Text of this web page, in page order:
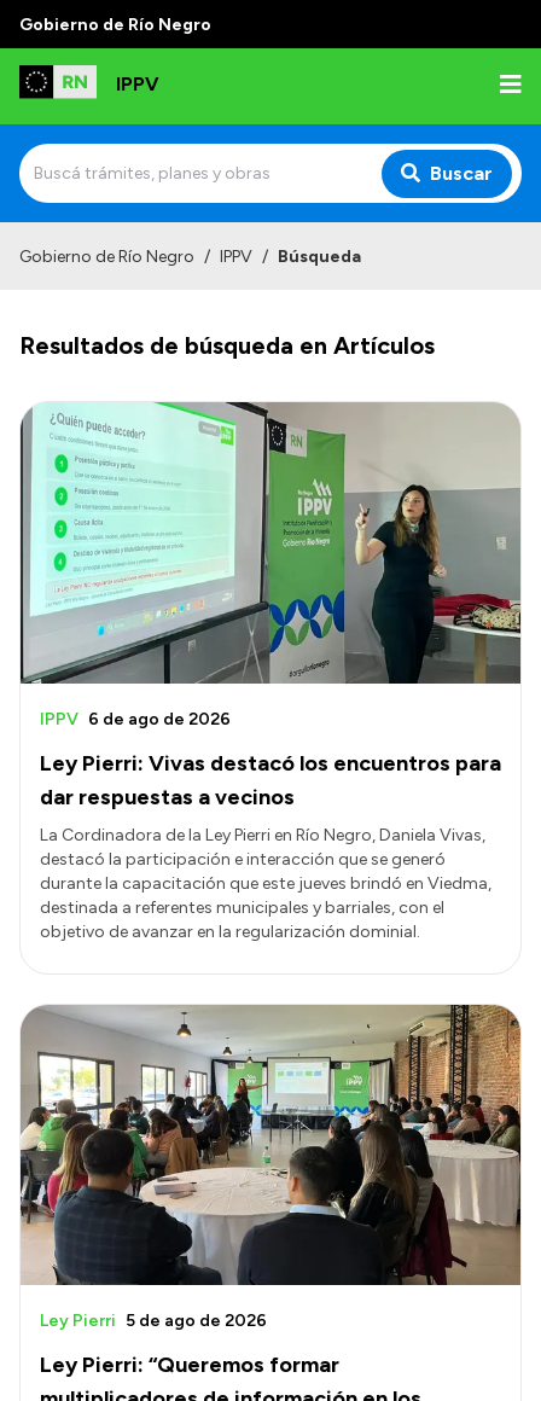
Gobierno de Río Negro
IPPV
Buscar
¿Qué es el IPPV?
Delegaciones
Autoridades
Normativas
Transparencia
Presupuesto
Boletín Oficial
Compras y licitaciones
Consulta de pago a proveedores
Convocatorias
Intranet
Login
Gobierno de Río Negro / IPPV / Búsqueda
Resultados de búsqueda en Artículos
Ley Pierri: Vivas destacó los encuentros para
dar respuestas a vecinos
IPPV 6 de ago de 2026
La Cordinadora de la Ley Pierri en Río Negro, Daniela Vivas,
destacó la participación e interacción que se generó
durante la capacitación que este jueves brindó en Viedma,
destinada a referentes municipales y barriales, con el
objetivo de avanzar en la regularización dominial.
Ley Pierri: “Queremos formar
Ley Pierri 5 de ago de 2026